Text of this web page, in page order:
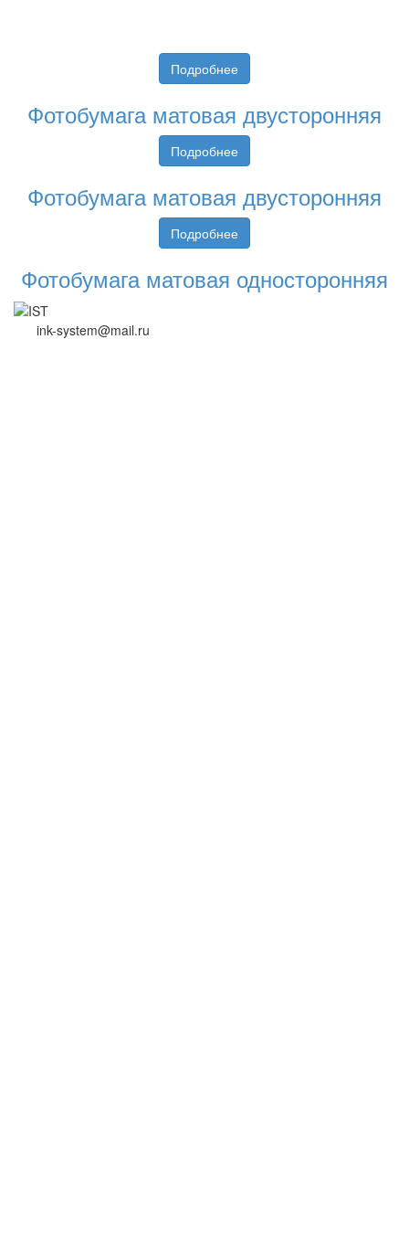
Подробнее
Фотобумага матовая двусторонняя
Подробнее
Фотобумага матовая двусторонняя
Подробнее
Фотобумага матовая односторонняя
ink-system@mail.ru